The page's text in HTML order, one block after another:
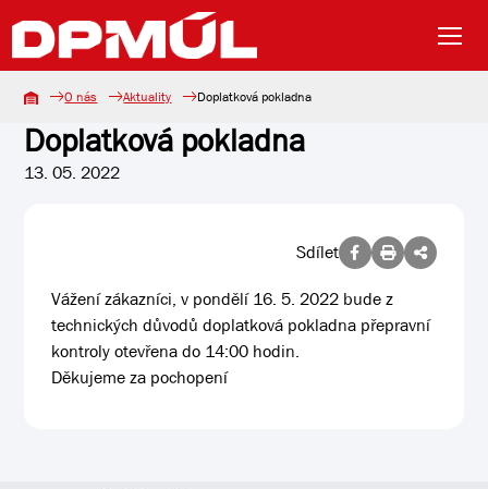
O nás Aktuality Doplatková pokladna
Doplatková pokladna
13. 05. 2022
Sdílet
Vážení zákazníci, v pondělí 16. 5. 2022 bude z
technických důvodů doplatková pokladna přepravní
kontroly otevřena do 14:00 hodin.
Děkujeme za pochopení